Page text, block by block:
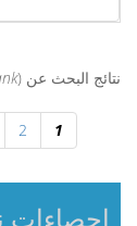
نتائج البحث عن (
2 1
احصاءات